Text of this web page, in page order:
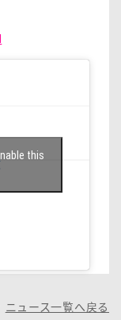
this
ニュース一覧へ戻る